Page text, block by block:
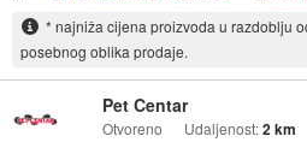
* najniža cijena proizvoda u razdoblju
posebnog oblika prodaje.
Pet Centar
Otvoreno Udaljenost:2 km